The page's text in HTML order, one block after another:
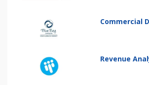
Commercial
Revenue